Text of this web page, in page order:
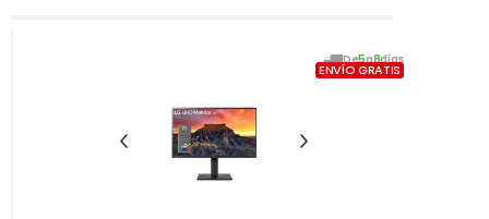
De5a8días
ENVÍO GRATIS